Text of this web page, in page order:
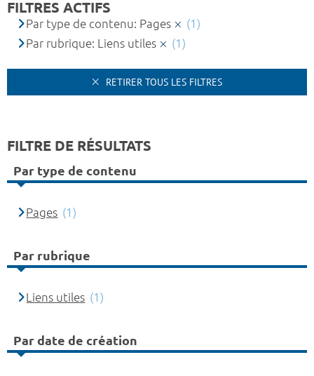
FILTRES ACTIFS
Par type de contenu: Pages
(1)
Par rubrique: Liens utiles
(1)
RETIRER TOUS LES FILTRES
FILTRE DE RÉSULTATS
Par type de contenu
Pages (1)
Par rubrique
Liens utiles (1)
Par date de création